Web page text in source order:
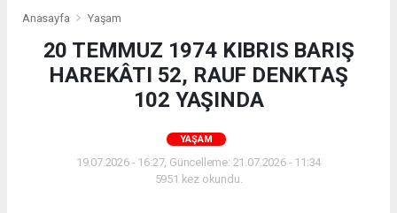
Anasayfa Yaşam
20 TEMMUZ 1974 KIBRIS BARIŞ
HAREKÂTI 52, RAUF DENKTAŞ
102 YAŞINDA
YAŞAM
19.07.2026 - 16:27, Güncelleme: 21.07.2026 - 11:34
5951 kez okundu.